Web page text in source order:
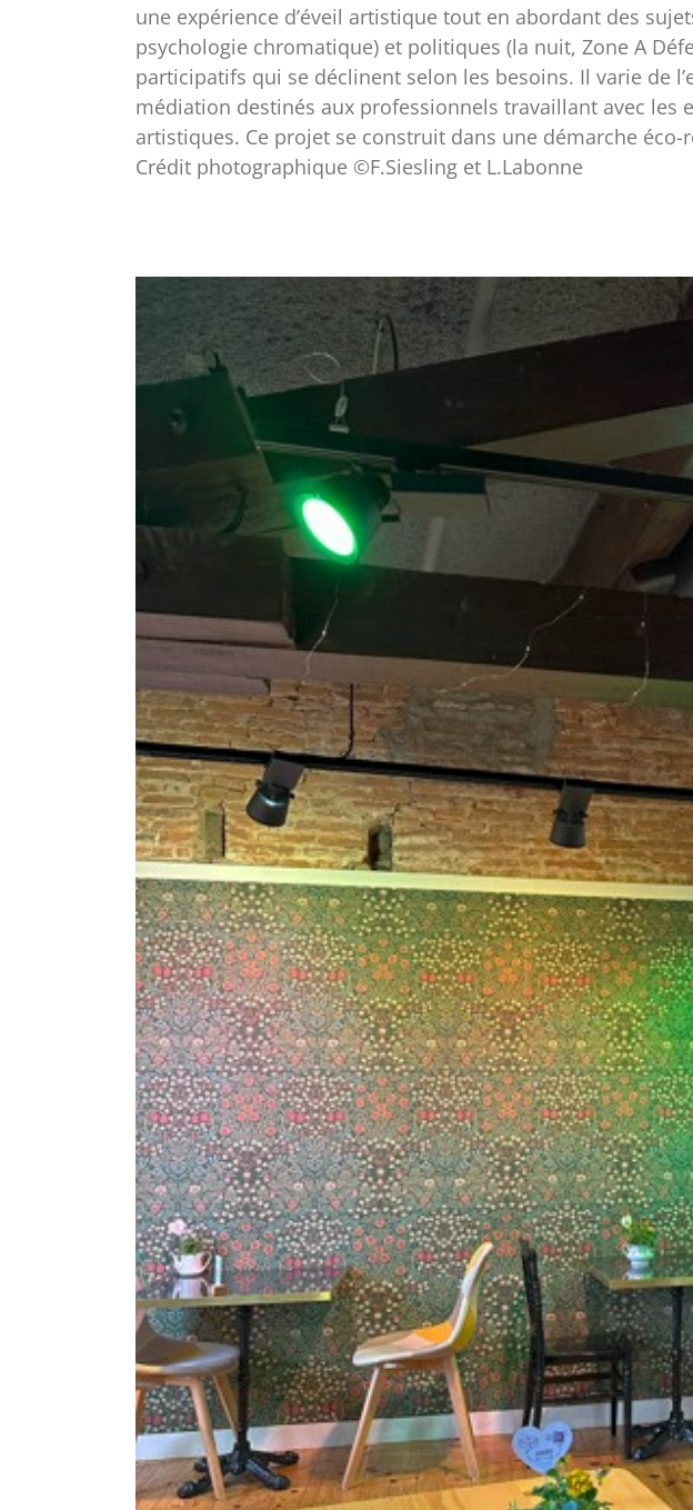
une expérience d’éveil artistique tout en abordant des
psychologie chromatique) et politiques (la nuit, Zone A
participatifs qui se déclinent selon les besoins. Il varie de
médiation destinés aux professionnels travaillant avec les
artistiques. Ce projet se construit dans une démarche
Crédit photographique ©F.Siesling et L.Labonne